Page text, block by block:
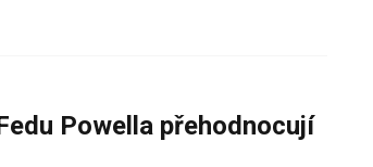
Powella přehodnocují